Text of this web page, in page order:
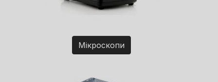
Мікроскопи